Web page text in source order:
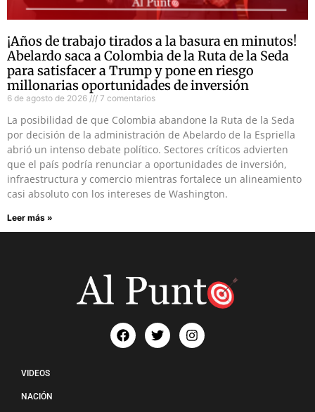
¡Años de trabajo tirados a la basura en minutos!
Abelardo saca a Colombia de la Ruta de la Seda
para satisfacer a Trump y pone en riesgo
millonarias oportunidades de inversión
6 de agosto de 2026 7 comentarios
La posibilidad de que Colombia abandone la Ruta de la Seda
por decisión de la administración de Abelardo de la Espriella
abrió un intenso debate político. Sectores críticos advierten
que el país podría renunciar a oportunidades de inversión,
infraestructura y comercio mientras fortalece un alineamiento
casi absoluto con los intereses de Washington.
Leer más »
VIDEOS
NACIÓN